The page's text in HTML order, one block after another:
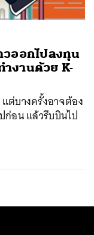
ออกไปลงทุน
งานด้วย K-
ต่บางครั้งอาจต้อง
ก่อน แล้วรีบบินไป
EMAIL